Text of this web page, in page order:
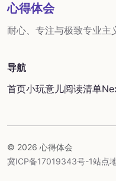
心得体会
耐心、专注与极致专业主
导航
首页小玩意儿阅读清单
© 2026 心得体会
冀ICP备17019343号-1站点